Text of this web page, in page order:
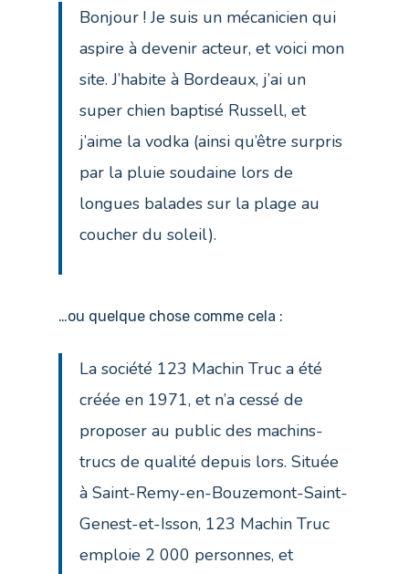
Bonjour ! Je suis un mécanicien qui
aspire à devenir acteur, et voici mon
site. J’habite à Bordeaux, j’ai un
super chien baptisé Russell, et
j’aime la vodka (ainsi qu’être surpris
par la pluie soudaine lors de
longues balades sur la plage au
coucher du soleil).
…ou quelque chose comme cela :
La société 123 Machin Truc a été
créée en 1971, et n’a cessé de
proposer au public des machins-
trucs de qualité depuis lors. Située
à Saint-Remy-en-Bouzemont-Saint-
Genest-et-Isson, 123 Machin Truc
emploie 2 000 personnes, et